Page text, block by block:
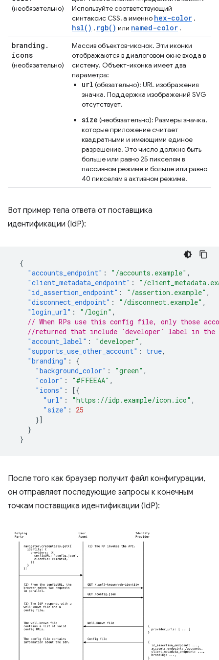
(необязательно)
Используйте соответствующий
синтаксис CSS, а именно hex-color ,
hsl() , rgb() или named-color .
branding .
icons
(необязательно)
Массив объектов-иконок. Эти иконки
отображаются в диалоговом окне входа в
систему. Объект-иконка имеет два
параметра:
url (обязательно): URL изображения
значка. Поддержка изображений SVG
отсутствует.
size (необязательно): Размеры значка,
которые приложение считает
квадратными и имеющими единое
разрешение. Это число должно быть
больше или равно 25 пикселям в
пассивном режиме и больше или равно
40 пикселям в активном режиме.
Вот пример тела ответа от поставщика
идентификации (IdP):
{
"accounts_endpoint" : "/accounts.example" ,
"client_metadata_endpoint" :
"/
"id_assertion_endpoint" : "/assertion.example" ,
"disconnect_endpoint" : "/disconnect.example" ,
"login_url" : "/login" ,
// When RPs use this config file, only those
//returned that include `developer` label in the
"account_label" : "developer" ,
"supports_use_other_account" : true,
"branding" :
{
"background_color" : "green" ,
"color" : "#FFEEAA" ,
"icons" :
[{
"url" : "https://idp.example/icon.ico" ,
"size" :
25
}]
}
}
После того как браузер получит файл конфигурации,
он отправляет последующие запросы к конечным
точкам поставщика идентификации (IdP):